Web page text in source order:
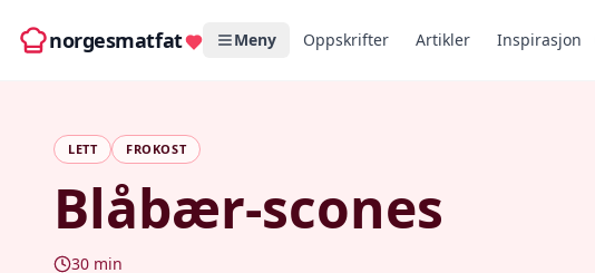
norgesmatfat Meny Oppskrifter Artikler Inspirasjon
LETT FROKOST
Blåbær-scones
30 min